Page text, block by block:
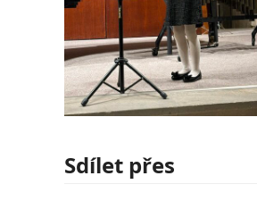
Sdílet přes